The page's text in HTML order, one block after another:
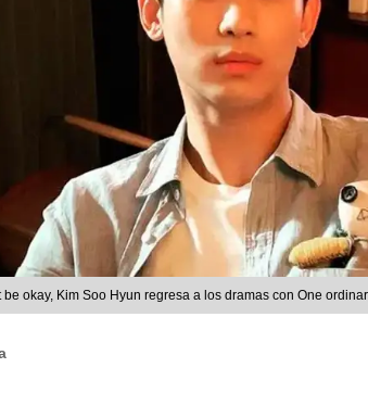
be okay, Kim Soo Hyun regresa a los dramas con One